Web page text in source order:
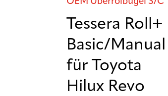
Tessera Roll+
Basic/Manual
für Toyota
Hilux Revo